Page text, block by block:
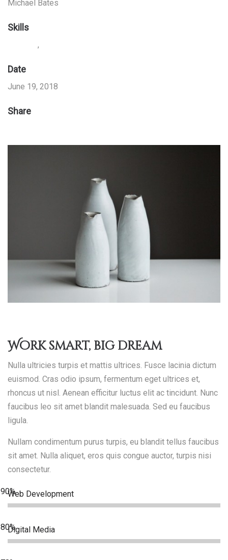
Michael Bates
Skills
,
Date
June 19, 2018
Share
Work smart, big dream
Nulla ultricies turpis et mattis ultrices. Fusce lacinia dictum
euismod. Cras odio ipsum, fermentum eget ultrices et,
rhoncus ut nisl. Aenean efficitur luctus elit ac tincidunt. Nunc
faucibus leo sit amet blandit malesuada. Sed eu faucibus
ligula.
Nullam condimentum purus turpis, eu blandit tellus faucibus
sit amet. Nulla aliquet, eros quis congue auctor, turpis nisi
consectetur.
Web Development
Digital Media